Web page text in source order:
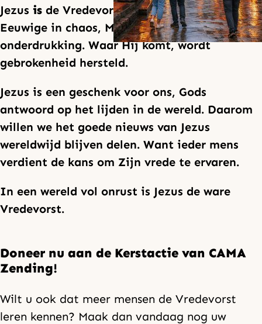
Jezus is de Vredevorst: Raadsman in angst,
Eeuwige in chaos, Machtige over
onderdrukking. Waar Hij komt, wordt
gebrokenheid hersteld.
Jezus is een geschenk voor ons, Gods
antwoord op het lijden in de wereld. Daarom
willen we het goede nieuws van Jezus
wereldwijd blijven delen. Want ieder mens
verdient de kans om Zijn vrede te ervaren.
In een wereld vol onrust is Jezus de ware
Vredevorst.
Doneer nu aan de Kerstactie van CAMA
Zending!
Wilt u ook dat meer mensen de Vredevorst
leren kennen? Maak dan vandaag nog uw